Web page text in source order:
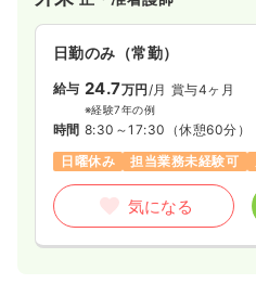
日勤のみ（パート）
給与 お問い合わせください
8:30～18:00
気になる
日勤のみ（常勤）
給与 24.7万円 /月 賞与4ヶ月
※経験7年の例
時間 8:30～17:30 （休憩60分）
日曜休み
担当業務未経験可
気になる